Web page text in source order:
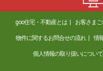
goo住宅・不動産とは お客さま
物件に関するお問合せの流れ 情
個人情報の取り扱いについて